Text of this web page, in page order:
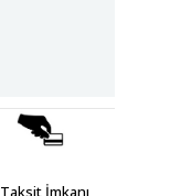
Taksit İmkanı